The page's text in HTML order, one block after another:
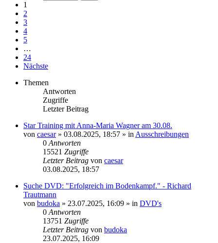
1
2
3
4
5
…
24
Nächste
Themen
Antworten
Zugriffe
Letzter Beitrag
Star Training mit Anna-Maria Wagner am 30.08.
von caesar» 03.08.2025, 18:57 » in Ausschreibungen
0 Antworten
15521 Zugriffe
Letzter Beitrag von caesar
03.08.2025, 18:57
Suche DVD: "Erfolgreich im Bodenkampf." - Richard
Trautmann
von budoka » 23.07.2025, 16:09 » in DVD's
0 Antworten
13751 Zugriffe
Letzter Beitrag von budoka
23.07.2025, 16:09